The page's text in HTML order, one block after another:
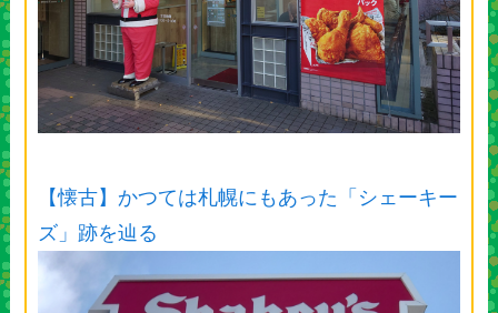
【懐古】かつては札幌にもあった「シェーキー
ズ」跡を辿る